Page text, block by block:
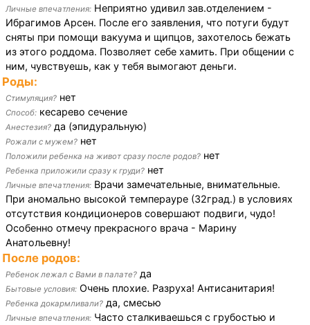
Личные впечатления: Неприятно удивил зав.отделением -
Ибрагимов Арсен. После его заявления, что потуги будут
сняты при помощи вакуума и щипцов, захотелось бежать
из этого роддома. Позволяет себе хамить. При общении с
ним, чувствуешь, как у тебя вымогают деньги.
Роды:
Стимуляция? нет
Способ: кесарево сечение
Анестезия? да (эпидуральную)
Рожали с мужем? нет
Положили ребенка на живот сразу после родов? нет
Ребенка приложили сразу к груди? нет
Личные впечатления: Врачи замечательные, внимательные.
При аномально высокой темперауре (32град.) в условиях
отсутствия кондиционеров совершают подвиги, чудо!
Особенно отмечу прекрасного врача - Марину
Анатольевну!
После родов:
Ребенок лежал с Вами в палате? да
Бытовые условия: Очень плохие. Разруха! Антисанитария!
Ребенка докармливали? да, смесью
Личные впечатления: Часто сталкиваешься с грубостью и